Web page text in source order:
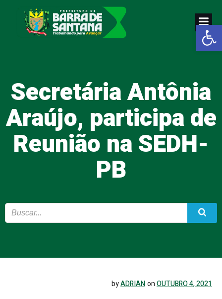
Abrir
Pular
para
o
conteúdo
Secretária Antônia
Araújo, participa de
Reunião na SEDH-
PB
byADRIANonOUTUBRO 4, 2021